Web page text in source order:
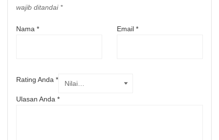
wajib ditandai *
Nama * Email *
Rating Anda *
Ulasan Anda *